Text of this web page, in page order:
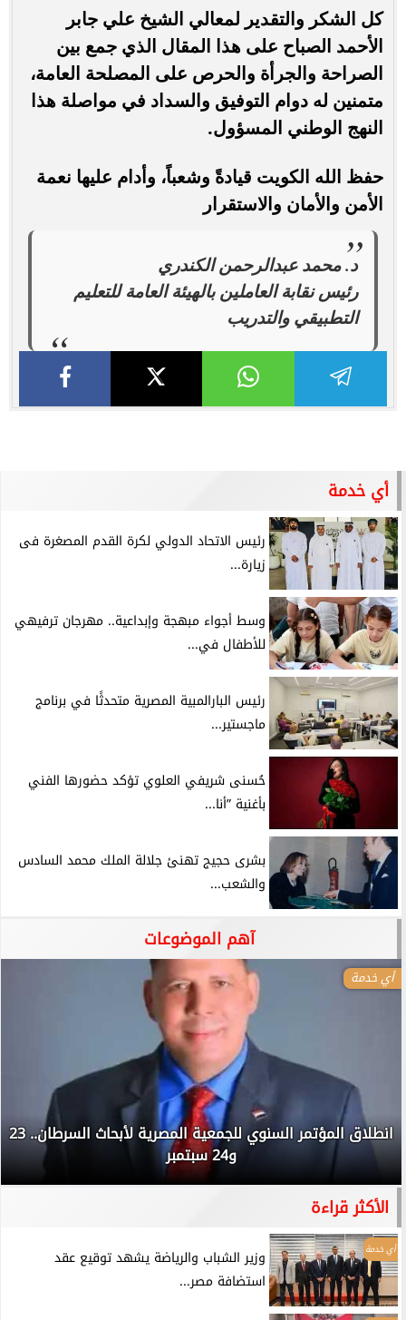
كل الشكر والتقدير لمعالي الشيخ علي جابر
الأحمد الصباح على هذا المقال الذي جمع بين
الصراحة والجرأة والحرص على المصلحة العامة،
متمنين له دوام التوفيق والسداد في مواصلة هذا
النهج الوطني المسؤول.
حفظ الله الكويت قيادةً وشعباً، وأدام عليها نعمة
الأمن والأمان والاستقرار
د. محمد عبدالرحمن الكندري
رئيس نقابة العاملين بالهيئة العامة للتعليم
التطبيقي والتدريب
أي خدمة
رئيس الاتحاد الدولي لكرة القدم المصغرة فى
زيارة...
وسط أجواء مبهجة وإبداعية.. مهرجان ترفيهي
للأطفال في...
رئيس البارالمبية المصرية متحدثًا في برنامج
ماجستير...
حُسنى شريفي العلوي تؤكد حضورها الفني
بأغنية ”أنا...
بشرى حجيج تهنئ جلالة الملك محمد السادس
والشعب...
آهم الموضوعات
أي خدمة
انطلاق المؤتمر السنوي للجمعية المصرية لأبحاث السرطان.. 23
و24 سبتمبر
الأكثر قراءة
أي خدمة
وزير الشباب والرياضة يشهد توقيع عقد
استضافة مصر...